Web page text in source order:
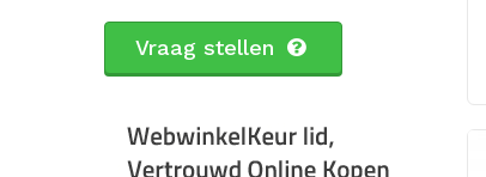
Vraag stellen